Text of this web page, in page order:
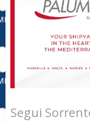
Segui